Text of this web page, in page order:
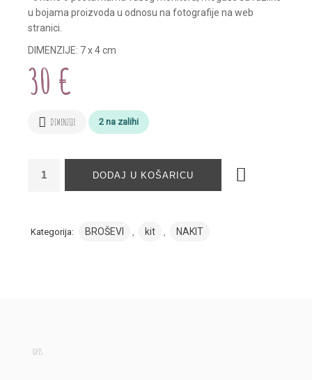
u bojama proizvoda u odnosu na fotografije na web
stranici.
DIMENZIJE: 7 x 4 cm
30 €
DIMENZIJE 2 na zalihi
DODAJ U KOŠARICU
Kategorija: BROŠEVI , kit , NAKIT
OPIS